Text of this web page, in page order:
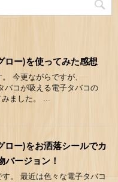
ロー)を使ってみた感想
今更ながらですが、
バコが吸える電子タバコの
ました。 ...
ー)をお洒落シールでカ
バージョン！
。 最近は色々な電子タバコ